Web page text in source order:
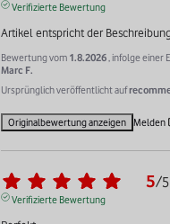
Verifizierte Bewertung
Artikel entspricht der
Bewertung vom 1.8.2026 , infolge einer
Marc F.
Ursprünglich veröffentlicht auf
Originalbewertung anzeigen Melden
5/5
Verifizierte Bewertung